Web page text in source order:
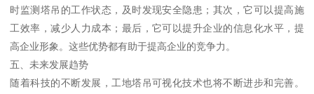
时监测塔吊的工作状态，及时发现安全隐患；其次，它可以提高施
工效率，减少人力成本；最后，它可以提升企业的信息化水平，提
高企业形象。这些优势都有助于提高企业的竞争力。
五、未来发展趋势
随着科技的不断发展，工地塔吊可视化技术也将不断进步和完善。